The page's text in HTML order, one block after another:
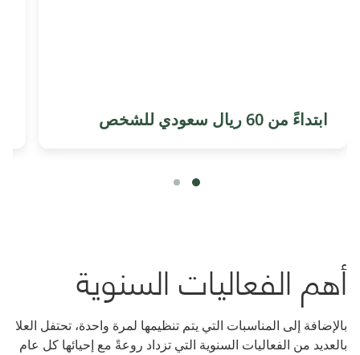
ابتداءً من 60 ريال سعودي للشخص
أهم الفعاليات السنوية
بالإضافة إلى المناسبات التي يتم تنظيمها لمرة واحدة، تحتفل العلا
بالعديد من الفعاليات السنوية التي تزداد روعةً مع إحيائها كل عام